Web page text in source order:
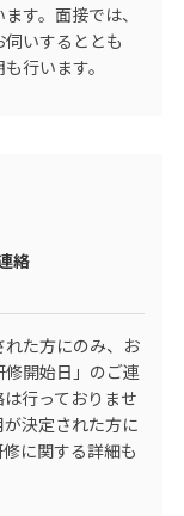
す。面接では、
いするととも
行います。
絡
た方にのみ、お
開始日」のご連
行っておりませ
決定された方に
に関する詳細も